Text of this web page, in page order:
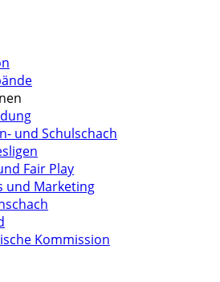
und Schulschach
Fair Play
und Marketing
Kommission